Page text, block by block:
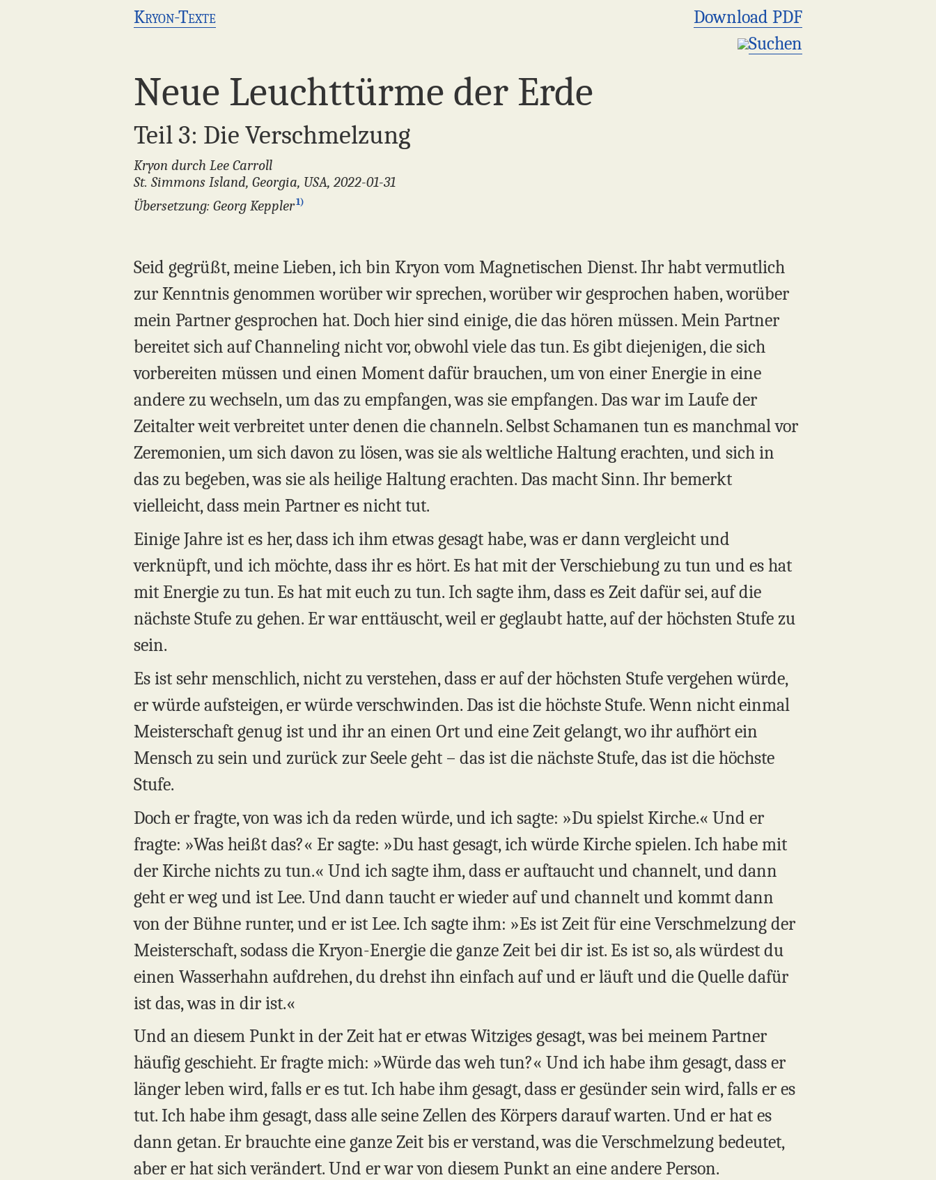
Kryon-Texte
Download PDF
Suchen
Neue Leuchttürme der Erde
Teil 3: Die Verschmelzung
Kryon durch Lee Carroll
St. Simmons Island, Georgia, USA, 2022-01-31
Übersetzung: Georg Keppler1)
Seid gegrüßt, meine Lieben, ich bin Kryon vom Magnetischen Dienst. Ihr habt vermutlich
zur Kenntnis genommen worüber wir sprechen, worüber wir gesprochen haben, worüber
mein Partner gesprochen hat. Doch hier sind einige, die das hören müssen. Mein Partner
bereitet sich auf Channeling nicht vor, obwohl viele das tun. Es gibt diejenigen, die sich
vorbereiten müssen und einen Moment dafür brauchen, um von einer Energie in eine
andere zu wechseln, um das zu empfangen, was sie empfangen. Das war im Laufe der
Zeitalter weit verbreitet unter denen die channeln. Selbst Schamanen tun es manchmal vor
Zeremonien, um sich davon zu lösen, was sie als weltliche Haltung erachten, und sich in
das zu begeben, was sie als heilige Haltung erachten. Das macht Sinn. Ihr bemerkt
vielleicht, dass mein Partner es nicht tut.
Einige Jahre ist es her, dass ich ihm etwas gesagt habe, was er dann vergleicht und
verknüpft, und ich möchte, dass ihr es hört. Es hat mit der Verschiebung zu tun und es hat
mit Energie zu tun. Es hat mit euch zu tun. Ich sagte ihm, dass es Zeit dafür sei, auf die
nächste Stufe zu gehen. Er war enttäuscht, weil er geglaubt hatte, auf der höchsten Stufe zu
sein.
Es ist sehr menschlich, nicht zu verstehen, dass er auf der höchsten Stufe vergehen würde,
er würde aufsteigen, er würde verschwinden. Das ist die höchste Stufe. Wenn nicht einmal
Meisterschaft genug ist und ihr an einen Ort und eine Zeit gelangt, wo ihr aufhört ein
Mensch zu sein und zurück zur Seele geht – das ist die nächste Stufe, das ist die höchste
Stufe.
Doch er fragte, von was ich da reden würde, und ich sagte: »Du spielst Kirche.« Und er
fragte: »Was heißt das?« Er sagte: »Du hast gesagt, ich würde Kirche spielen. Ich habe mit
der Kirche nichts zu tun.« Und ich sagte ihm, dass er auftaucht und channelt, und dann
geht er weg und ist Lee. Und dann taucht er wieder auf und channelt und kommt dann
von der Bühne runter, und er ist Lee. Ich sagte ihm: »Es ist Zeit für eine Verschmelzung der
Meisterschaft, sodass die Kryon-Energie die ganze Zeit bei dir ist. Es ist so, als würdest du
einen Wasserhahn aufdrehen, du drehst ihn einfach auf und er läuft und die Quelle dafür
ist das, was in dir ist.«
Und an diesem Punkt in der Zeit hat er etwas Witziges gesagt, was bei meinem Partner
häufig geschieht. Er fragte mich: »Würde das weh tun?« Und ich habe ihm gesagt, dass er
länger leben wird, falls er es tut. Ich habe ihm gesagt, dass er gesünder sein wird, falls er es
tut. Ich habe ihm gesagt, dass alle seine Zellen des Körpers darauf warten. Und er hat es
dann getan. Er brauchte eine ganze Zeit bis er verstand, was die Verschmelzung bedeutet,
aber er hat sich verändert. Und er war von diesem Punkt an eine andere Person.